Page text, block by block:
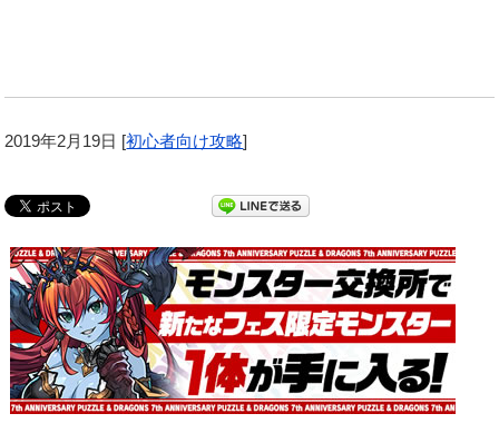
2019年2月19日 [初心者向け攻略]